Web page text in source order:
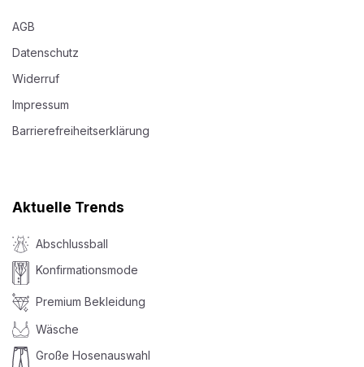
AGB
Datenschutz
Widerruf
Impressum
Barrierefreiheitserklärung
Aktuelle Trends
Abschlussball
Konfirmationsmode
Premium Bekleidung
Wäsche
Große Hosenauswahl